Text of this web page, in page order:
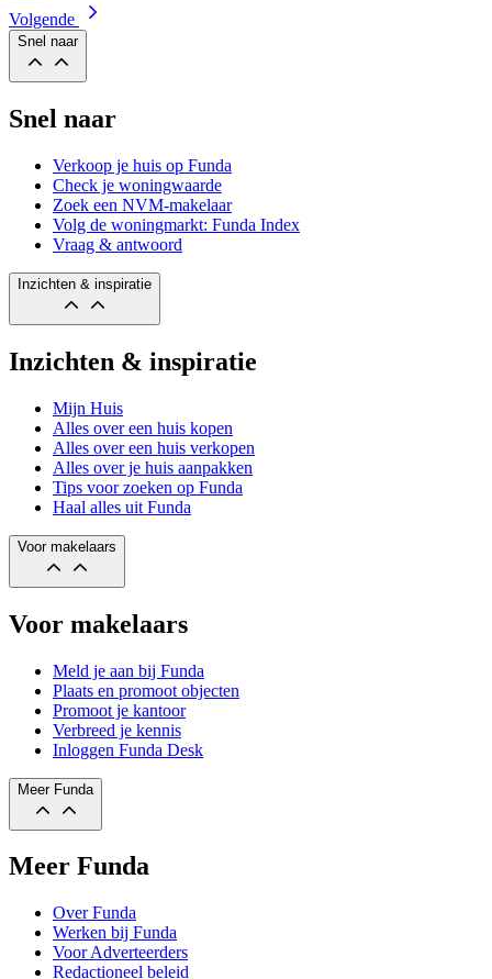
Volgende
Snel naar
Snel naar
Verkoop je huis op Funda
Check je woningwaarde
Zoek een NVM-makelaar
Volg de woningmarkt: Funda Index
Vraag & antwoord
Inzichten & inspiratie
Inzichten & inspiratie
Mijn Huis
Alles over een huis kopen
Alles over een huis verkopen
Alles over je huis aanpakken
Tips voor zoeken op Funda
Haal alles uit Funda
Voor makelaars
Voor makelaars
Meld je aan bij Funda
Plaats en promoot objecten
Promoot je kantoor
Verbreed je kennis
Inloggen Funda Desk
Meer Funda
Meer Funda
Over Funda
Werken bij Funda
Voor Adverteerders
Redactioneel beleid